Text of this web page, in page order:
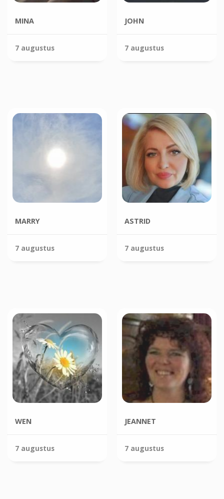
MINA
7 augustus
JOHN
7 augustus
MARRY
7 augustus
ASTRID
7 augustus
WEN
7 augustus
JEANNET
7 augustus